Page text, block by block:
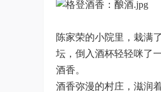
陈家荣的小院里，栽满
坛，倒入酒杯轻轻咪了
酒香。
酒香弥漫的村庄，滋润